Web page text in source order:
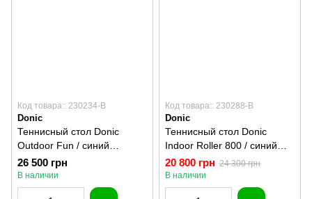
Код товара:: 230234-B
Donic
Теннисный стол Donic
Outdoor Fun / синий
230234-B
26 500 грн
В наличии
Код товара:: 230288-B
Donic
Теннисный стол Donic
Indoor Roller 800 / синий
230288-B
20 800 грн 24 300 грн
В наличии